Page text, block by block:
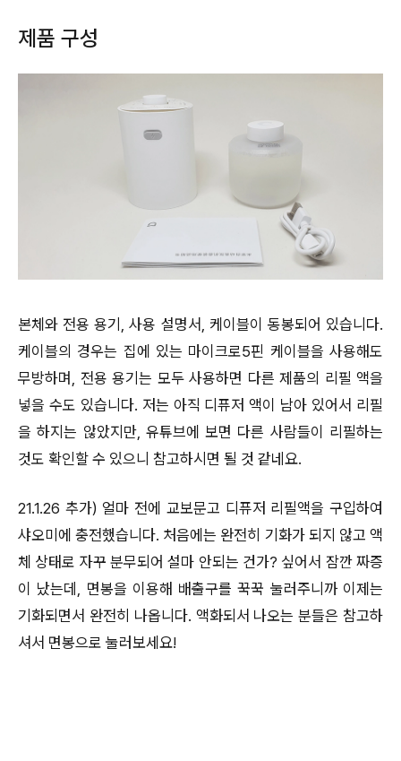
제품 구성
본체와 전용 용기, 사용 설명서, 케이블이 동봉되어 있습니다.
케이블의 경우는 집에 있는 마이크로5핀 케이블을 사용해도
무방하며, 전용 용기는 모두 사용하면 다른 제품의 리필 액을
넣을 수도 있습니다. 저는 아직 디퓨저 액이 남아 있어서 리필
을 하지는 않았지만, 유튜브에 보면 다른 사람들이 리필하는
것도 확인할 수 있으니 참고하시면 될 것 같네요.
21.1.26 추가) 얼마 전에 교보문고 디퓨저 리필액을 구입하여
샤오미에 충전했습니다. 처음에는 완전히 기화가 되지 않고 액
체 상태로 자꾸 분무되어 설마 안되는 건가? 싶어서 잠깐 짜증
이 났는데, 면봉을 이용해 배출구를 꾹꾹 눌러주니까 이제는
기화되면서 완전히 나옵니다. 액화되서 나오는 분들은 참고하
셔서 면봉으로 눌러보세요!